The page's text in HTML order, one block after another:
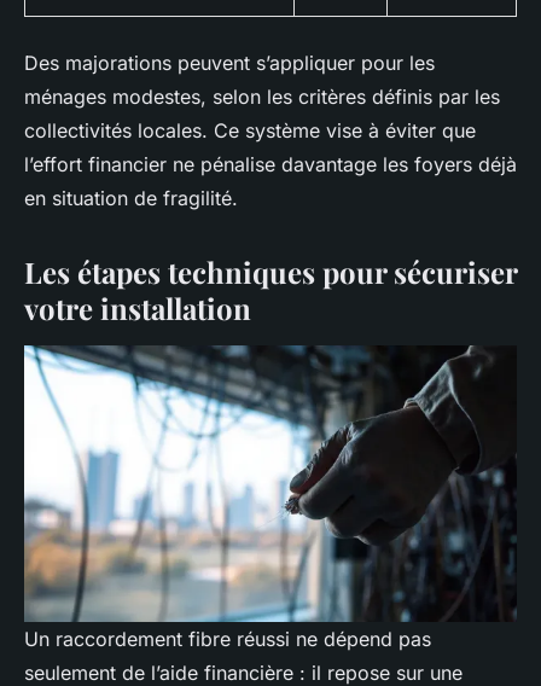
Des majorations peuvent s’appliquer pour les
ménages modestes, selon les critères définis par les
collectivités locales. Ce système vise à éviter que
l’effort financier ne pénalise davantage les foyers déjà
en situation de fragilité.
Les étapes techniques pour sécuriser
votre installation
Un raccordement fibre réussi ne dépend pas
seulement de l’aide financière : il repose sur une